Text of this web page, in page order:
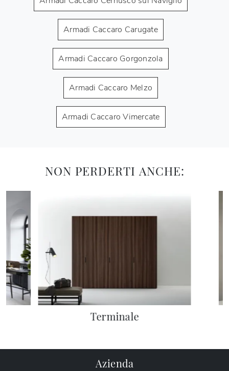
Armadi Caccaro Carugate
Armadi Caccaro Gorgonzola
Armadi Caccaro Melzo
Armadi Caccaro Vimercate
NON PERDERTI ANCHE:
Terminale
Azienda